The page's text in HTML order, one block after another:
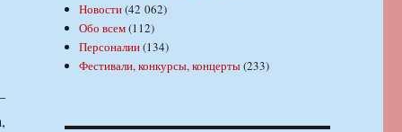
Новости(42 062)
Обо всем(112)
Персоналии(134)
Фестивали, конкурсы, концерты(233)